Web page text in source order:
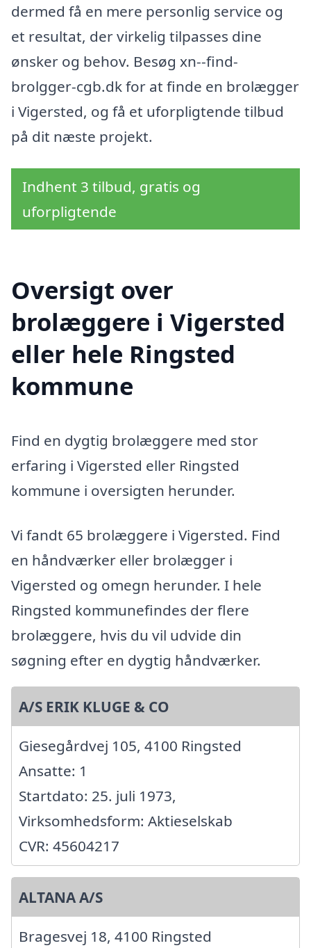
dermed få en mere personlig service og
et resultat, der virkelig tilpasses dine
ønsker og behov. Besøg xn--find-
brolgger-cgb.dk for at finde en brolægger
i Vigersted, og få et uforpligtende tilbud
på dit næste projekt.
Indhent 3 tilbud, gratis og
uforpligtende
Oversigt over
brolæggere i Vigersted
eller hele Ringsted
kommune
Find en dygtig brolæggere med stor
erfaring i Vigersted eller Ringsted
kommune i oversigten herunder.
Vi fandt 65 brolæggere i Vigersted. Find
en håndværker eller brolægger i
Vigersted og omegn herunder. I hele
Ringsted kommunefindes der flere
brolæggere, hvis du vil udvide din
søgning efter en dygtig håndværker.
A/S ERIK KLUGE & CO
Giesegårdvej 105, 4100 Ringsted
Ansatte: 1
Startdato: 25. juli 1973,
Virksomhedsform: Aktieselskab
CVR: 45604217
ALTANA A/S
Bragesvej 18, 4100 Ringsted